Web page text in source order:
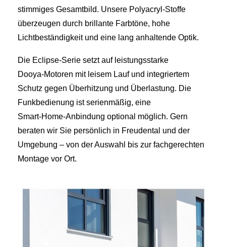
stimmiges Gesamtbild. Unsere Polyacryl‑Stoffe
überzeugen durch brillante Farbtöne, hohe
Lichtbeständigkeit und eine lang anhaltende Optik.
Die Eclipse‑Serie setzt auf leistungsstarke
Dooya‑Motoren mit leisem Lauf und integriertem
Schutz gegen Überhitzung und Überlastung. Die
Funkbedienung ist serienmäßig, eine
Smart‑Home‑Anbindung optional möglich. Gern
beraten wir Sie persönlich in Freudental und der
Umgebung – von der Auswahl bis zur fachgerechten
Montage vor Ort.